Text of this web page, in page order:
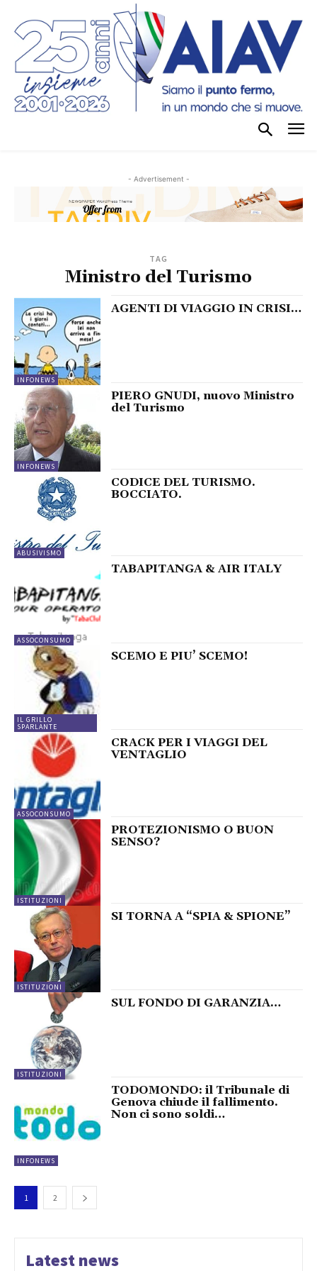
- Advertisement -
TAG
Ministro del Turismo
INFONEWS
AGENTI DI VIAGGIO IN CRISI…
INFONEWS
PIERO GNUDI, nuovo Ministro
del Turismo
ABUSIVISMO
CODICE DEL TURISMO.
BOCCIATO.
ASSOCONSUMO
TABAPITANGA & AIR ITALY
IL GRILLO
SPARLANTE
SCEMO E PIU’ SCEMO!
ASSOCONSUMO
CRACK PER I VIAGGI DEL
VENTAGLIO
ISTITUZIONI
PROTEZIONISMO O BUON
SENSO?
ISTITUZIONI
SI TORNA A “SPIA & SPIONE”
ISTITUZIONI
SUL FONDO DI GARANZIA…
INFONEWS
TODOMONDO: il Tribunale di
Genova chiude il fallimento.
Non ci sono soldi…
1 2
Latest news